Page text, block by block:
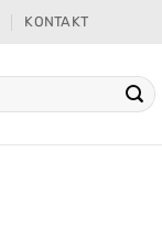
KONTAKT